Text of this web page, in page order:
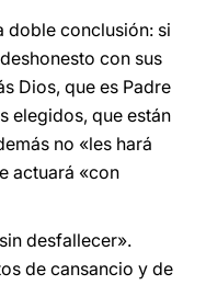
doble conclusión: si
con sus
Dios, que es Padre
elegidos, que están
no «les hará
actuará «con
desfallecer».
de cansancio y de